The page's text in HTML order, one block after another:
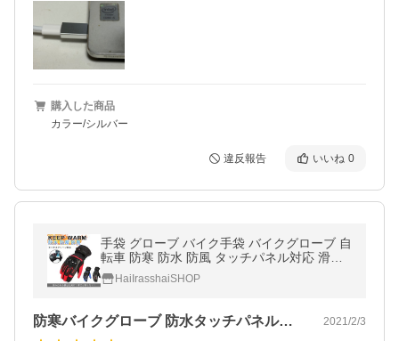
購入した商品
カラー/シルバー
違反報告 いいね 0
手袋 グローブ バイク手袋 バイクグローブ 自
転車 防寒 防水 防風 タッチパネル対応 滑り
止め付HaiIrasshaiSHOP
防寒バイクグローブ 防水タッチパネル対応 2021/2/3